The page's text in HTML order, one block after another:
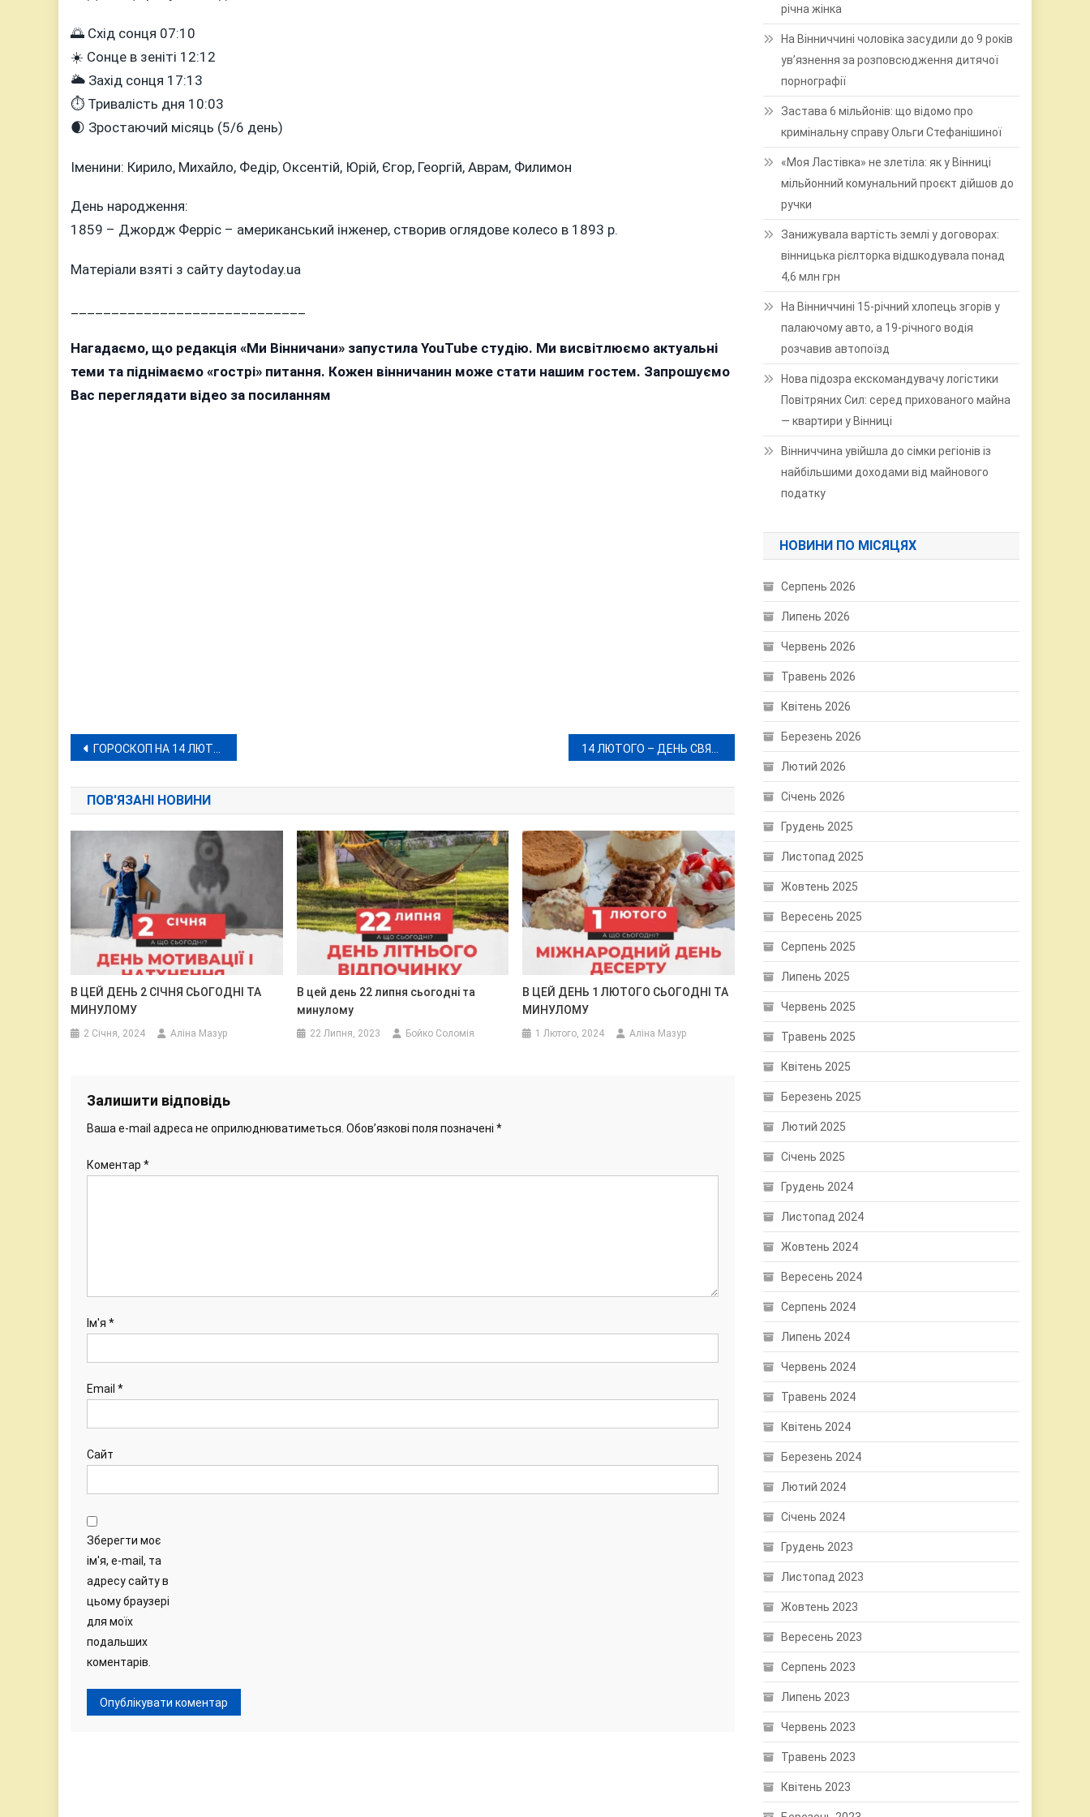
🌅 Схід сонця 07:10
☀️ Сонце в зеніті 12:12
🌥 Захід сонця 17:13
⏱ Тривалість дня 10:03
🌒 Зростаючий місяць (5/6 день)
Іменини: Кирило, Михайло, Федір, Оксентій, Юрій, Єгор, Георгій, Аврам, Филимон
День народження:
1859 – Джордж Ферріс – американський інженер, створив оглядове колесо в 1893 р.
Матеріали взяті з сайту daytoday.ua
Нагадаємо, що редакція «Ми Вінничани» запустила YouTube студію. Ми висвітлюємо актуальні
теми та піднімаємо «гострі» питання. Кожен вінничанин може стати нашим гостем. Запрошуємо
Вас переглядати відео за посиланням
Навігація
записів
ГОРОСКОП НА 14 ЛЮТОГО 2024 РОКУ 14 ЛЮТОГО – ДЕНЬ СВЯТОГО ВАЛЕНТИНА: ІСТОРІЯ СВЯТА ЗАКОХАНИХ
ПОВ'ЯЗАНІ НОВИНИ
В ЦЕЙ ДЕНЬ 2 СІЧНЯ СЬОГОДНІ ТА
МИНУЛОМУ
2 Січня, 2024 Аліна Мазур
В цей день 22 липня сьогодні та
минулому
22 Липня, 2023 Бойко Соломія
В ЦЕЙ ДЕНЬ 1 ЛЮТОГО СЬОГОДНІ ТА
МИНУЛОМУ
1 Лютого, 2024 Аліна Мазур
Залишити відповідь
Ваша e-mail адреса не оприлюднюватиметься. Обов’язкові поля позначені *
Коментар *
Ім'я *
Email *
Сайт
Зберегти моє
ім'я, e-mail, та
адресу сайту в
цьому браузері
для моїх
подальших
коментарів.
річна жінка
На Вінниччині чоловіка засудили до 9 років
ув’язнення за розповсюдження дитячої
порнографії
Застава 6 мільйонів: що відомо про
кримінальну справу Ольги Стефанішиної
«Моя Ластівка» не злетіла: як у Вінниці
мільйонний комунальний проєкт дійшов до
ручки
Занижувала вартість землі у договорах:
вінницька рієлторка відшкодувала понад
4,6 млн грн
На Вінниччині 15-річний хлопець згорів у
палаючому авто, а 19-річного водія
розчавив автопоїзд
Нова підозра екскомандувачу логістики
Повітряних Сил: серед прихованого майна
— квартири у Вінниці
Вінниччина увійшла до сімки регіонів із
найбільшими доходами від майнового
податку
НОВИНИ ПО МІСЯЦЯХ
Серпень 2026
Липень 2026
Червень 2026
Травень 2026
Квітень 2026
Березень 2026
Лютий 2026
Січень 2026
Грудень 2025
Листопад 2025
Жовтень 2025
Вересень 2025
Серпень 2025
Липень 2025
Червень 2025
Травень 2025
Квітень 2025
Березень 2025
Лютий 2025
Січень 2025
Грудень 2024
Листопад 2024
Жовтень 2024
Вересень 2024
Серпень 2024
Липень 2024
Червень 2024
Травень 2024
Квітень 2024
Березень 2024
Лютий 2024
Січень 2024
Грудень 2023
Листопад 2023
Жовтень 2023
Вересень 2023
Серпень 2023
Липень 2023
Червень 2023
Травень 2023
Квітень 2023